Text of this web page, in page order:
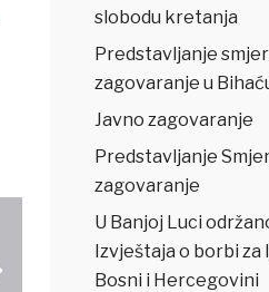
slobodu kretanja
Predstavljanje
zagovaranje u
Javno zagovaranje
Predstavljanje
zagovaranje
U Banjoj Luci
Izvještaja o borbi za
Bosni i Hercegovini